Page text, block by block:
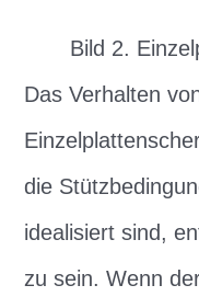
Bild 2.
Das Verhalten
die
idealisiert sind,
zu sein. Wenn